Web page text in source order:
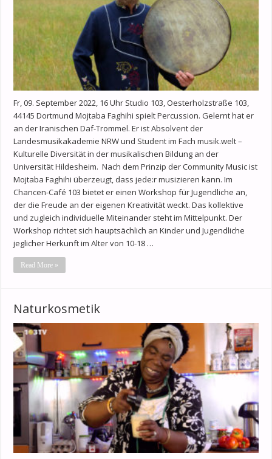
Fr, 09. September 2022, 16 Uhr Studio 103, Oesterholzstraße 103,
44145 Dortmund Mojtaba Faghihi spielt Percussion. Gelernt hat er
an der Iranischen Daf-Trommel. Er ist Absolvent der
Landesmusikakademie NRW und Student im Fach musik.welt –
Kulturelle Diversität in der musikalischen Bildung an der
Universität Hildesheim. Nach dem Prinzip der Community Music ist
Mojtaba Faghihi überzeugt, dass jede:r musizieren kann. Im
Chancen-Café 103 bietet er einen Workshop für Jugendliche an,
der die Freude an der eigenen Kreativität weckt. Das kollektive
und zugleich individuelle Miteinander steht im Mittelpunkt. Der
Workshop richtet sich hauptsächlich an Kinder und Jugendliche
jeglicher Herkunft im Alter von 10-18 …
Read More »
Naturkosmetik